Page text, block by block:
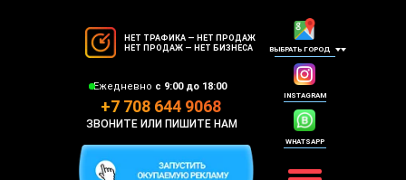
Ежедневно с 9:00 до 18:00
+7 708 644 9068
НЕТ ТРАФИКА — НЕТ ПРОДАЖ
НЕТ ПРОДАЖ — НЕТ БИЗНЕСА
ЗВОНИТЕ ИЛИ ПИШИТЕ НАМ
INSTAGRAM
WHATSAPP
ВЫБРАТЬ ГОРОД